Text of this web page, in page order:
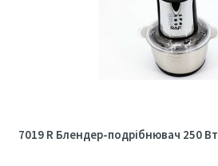
7019 R Блендер-подрібнювач 250 Вт